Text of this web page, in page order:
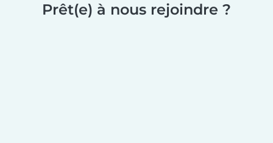
Prêt(e) à nous rejoindre ?